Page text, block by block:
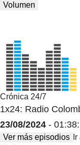
Volumen
Crónica 24/7
1x24: Radio
23/08/2024 -
Ver más episodios